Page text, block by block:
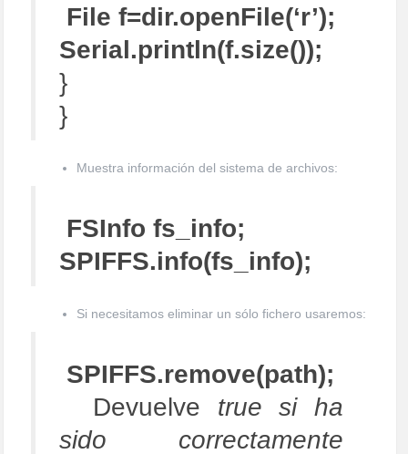
File f=dir.openFile(‘r’);
Serial.println(f.size());
}
}
Muestra información del sistema de archivos:
FSInfo fs_info;
SPIFFS.info(fs_info);
Si necesitamos eliminar un sólo fichero usaremos:
SPIFFS.remove(path);
Devuelve true si ha
sido correctamente